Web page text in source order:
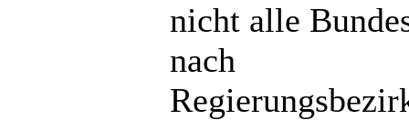
nicht alle
nach